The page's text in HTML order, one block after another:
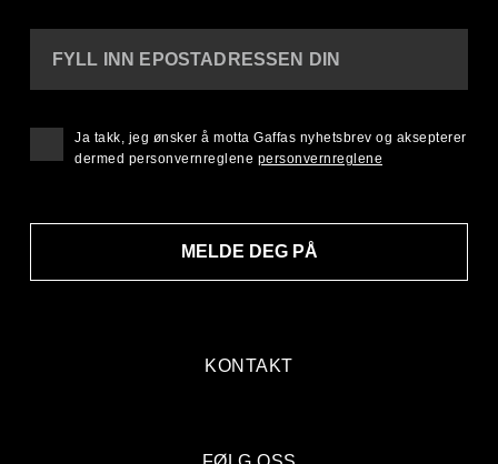
KONTAKT
FYLL INN EPOSTADRESSEN DIN
MELDE DEG PÅ
Ja takk, jeg ønsker å motta Gaffas nyhetsbrev og aksepterer
dermed personvernreglene personvernreglene